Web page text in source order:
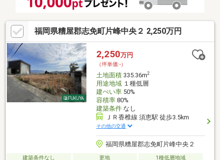
福岡県糟屋郡志免町片峰中央２ 2,250万円
2,250万円
（坪単価:-）
土地面積335.36m2
用途地域１種低層
建ぺい率50%
容積率80%
建築条件なし
ＪＲ香椎線 須恵駅 徒歩3.5km
その他の交通
福岡県糟屋郡志免町片峰中央２
建築条件なし 更地 1種低層地域